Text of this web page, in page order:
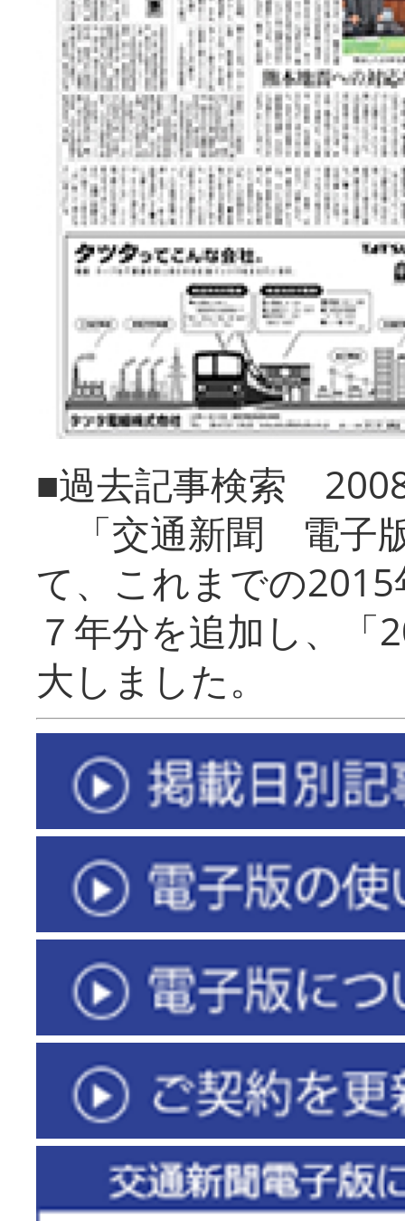
■過去記事検索
「交通新聞 電子
て、これまでの
７年分を追加し、「
大しまし